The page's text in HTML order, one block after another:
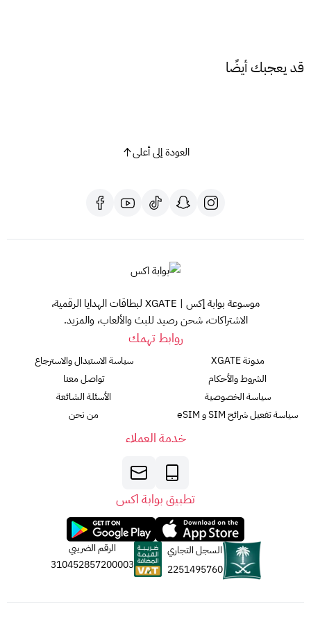
حسابك أو متجرك قبل الشراء.
قد يعجبك أيضًا
العودة إلى أعلى
موسوعة بوابة إكس | XGATE لبطاقات الهدايا الرقمية،
الاشتراكات، شحن رصيد للبث والألعاب، والمزيد.
روابط تهمك
مدونة XGATE
الشروط والأحكام
سياسة الخصوصية
سياسة تفعيل شرائح SIM و eSIM
سياسة الاستبدال والاسترجاع
تواصل معنا
الأسئلة الشائعة
من نحن
خدمة العملاء
تطبيق بوابة اكس
السجل التجاري
2251495760
الرقم الضريبي
310452857200003